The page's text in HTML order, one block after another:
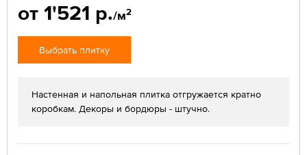
от 1'521 р./м2
Выбрать плитку
Настенная и напольная плитка отгружается кратно
коробкам. Декоры и бордюры - штучно.